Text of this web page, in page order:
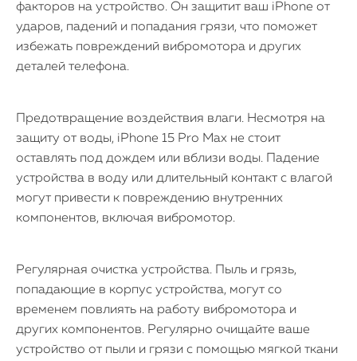
факторов на устройство. Он защитит ваш iPhone от
ударов, падений и попадания грязи, что поможет
избежать повреждений вибромотора и других
деталей телефона.
Предотвращение воздействия влаги. Несмотря на
защиту от воды, iPhone 15 Pro Max не стоит
оставлять под дождем или вблизи воды. Падение
устройства в воду или длительный контакт с влагой
могут привести к повреждению внутренних
компонентов, включая вибромотор.
Регулярная очистка устройства. Пыль и грязь,
попадающие в корпус устройства, могут со
временем повлиять на работу вибромотора и
других компонентов. Регулярно очищайте ваше
устройство от пыли и грязи с помощью мягкой ткани